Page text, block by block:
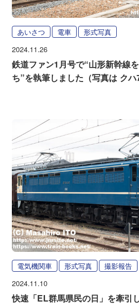
あいさつ 電車 形式写真
2024.11.26
鉄道ファン1月号で“山形新幹線
ち”を執筆しました（写真は クハ
電気機関車 形式写真 撮影報告
2024.11.10
快速「EL群馬県民の日」を牽引